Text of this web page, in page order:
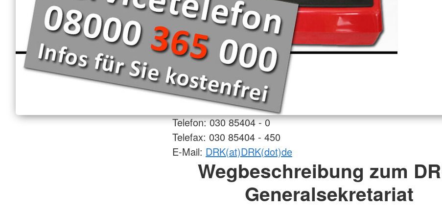
Telefon: 030 85404 - 0
Telefax: 030 85404 - 450
E-Mail: DRK(at)DRK(dot)de
Wegbeschreibung zum
Generalsekretariat